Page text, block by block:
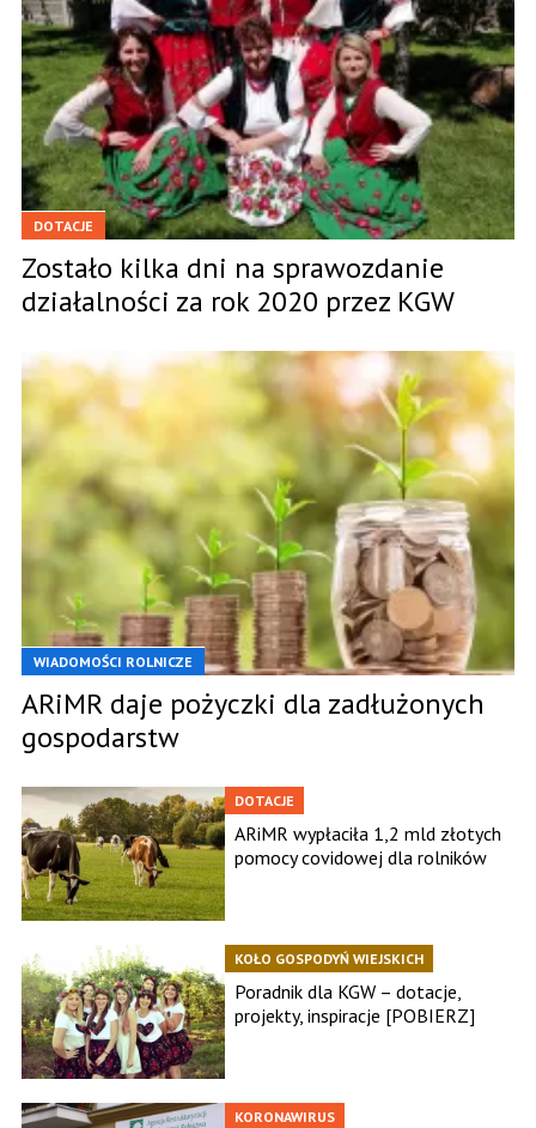
DOTACJE
Zostało kilka dni na sprawozdanie
działalności za rok 2020 przez KGW
WIADOMOŚCI ROLNICZE
ARiMR daje pożyczki dla zadłużonych
gospodarstw
DOTACJE
ARiMR wypłaciła 1,2 mld złotych
pomocy covidowej dla rolników
KOŁO GOSPODYŃ WIEJSKICH
Poradnik dla KGW – dotacje,
projekty, inspiracje [POBIERZ]
KORONAWIRUS